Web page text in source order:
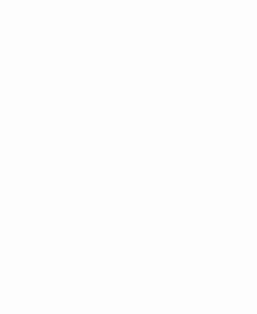
de suprimentos